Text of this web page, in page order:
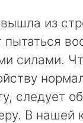
из
пытаться
силами.
следует
В нашей